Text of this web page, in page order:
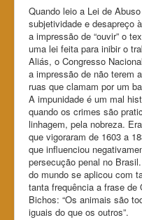
Quando leio a Lei de
subjetividade e desapreço
a impressão de “ouvir” o
uma lei feita para inibir o
Aliás, o Congresso
a impressão de não terem
ruas que clamam por um
A impunidade é um mal
quando os crimes são
linhagem, pela nobreza.
que vigoraram de 1603 a
que influenciou
persecução penal no
do mundo se aplicou com
tanta frequência a frase de
Bichos: “Os animais são
iguais do que os outros”.